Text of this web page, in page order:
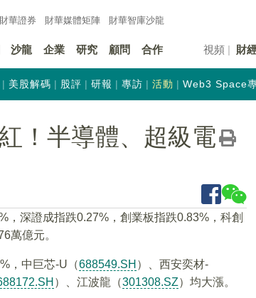
財華證券 財華媒體矩陣 財華智庫沙龍
沙龍 企業 研究 顧問 合作 視頻 財
美股解碼 股評 研報 專訪 活動 Web3 Space
！半導體、超級電
深證成指跌0.27%，創業板指跌0.83%，科創
萬億元。
，中巨芯-U（688549.SH ）、西安奕材-
）、江波龍（301308.SZ）均大漲。